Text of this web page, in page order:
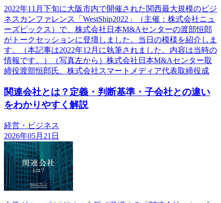
2022年11月下旬に大阪市内で開催された関西最大規模のビジ
ネスカンファレンス「WestShip2022」（主催：株式会社ニュ
ーズピックス）で、株式会社日本M&Aセンターの渡部恒郎
がトークセッションに登壇しました。当日の模様を紹介しま
す。（本記事は2022年12月に執筆されました。内容は当時の
情報です。）（写真左から）株式会社日本M&Aセンター取
締役渡部恒郎氏、株式会社スマートメディア代表取締役成
関連会社とは？定義・判断基準・子会社との違い
をわかりやすく解説
経営・ビジネス
2026年05月21日